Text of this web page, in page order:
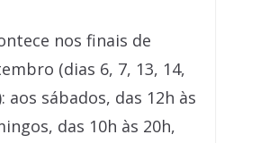
nos finais de
(dias 6, 7, 13, 14,
aos sábados, das 12h às
das 10h às 20h,